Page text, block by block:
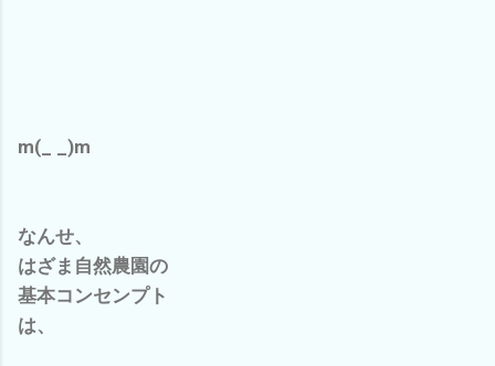
m(_ _)m
なんせ、
はざま自然農園の
基本コンセンプト
は、